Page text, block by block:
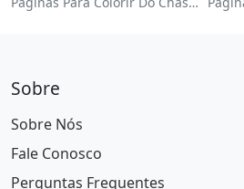
Sobre
Sobre Nós
Fale Conosco
Perguntas Frequentes